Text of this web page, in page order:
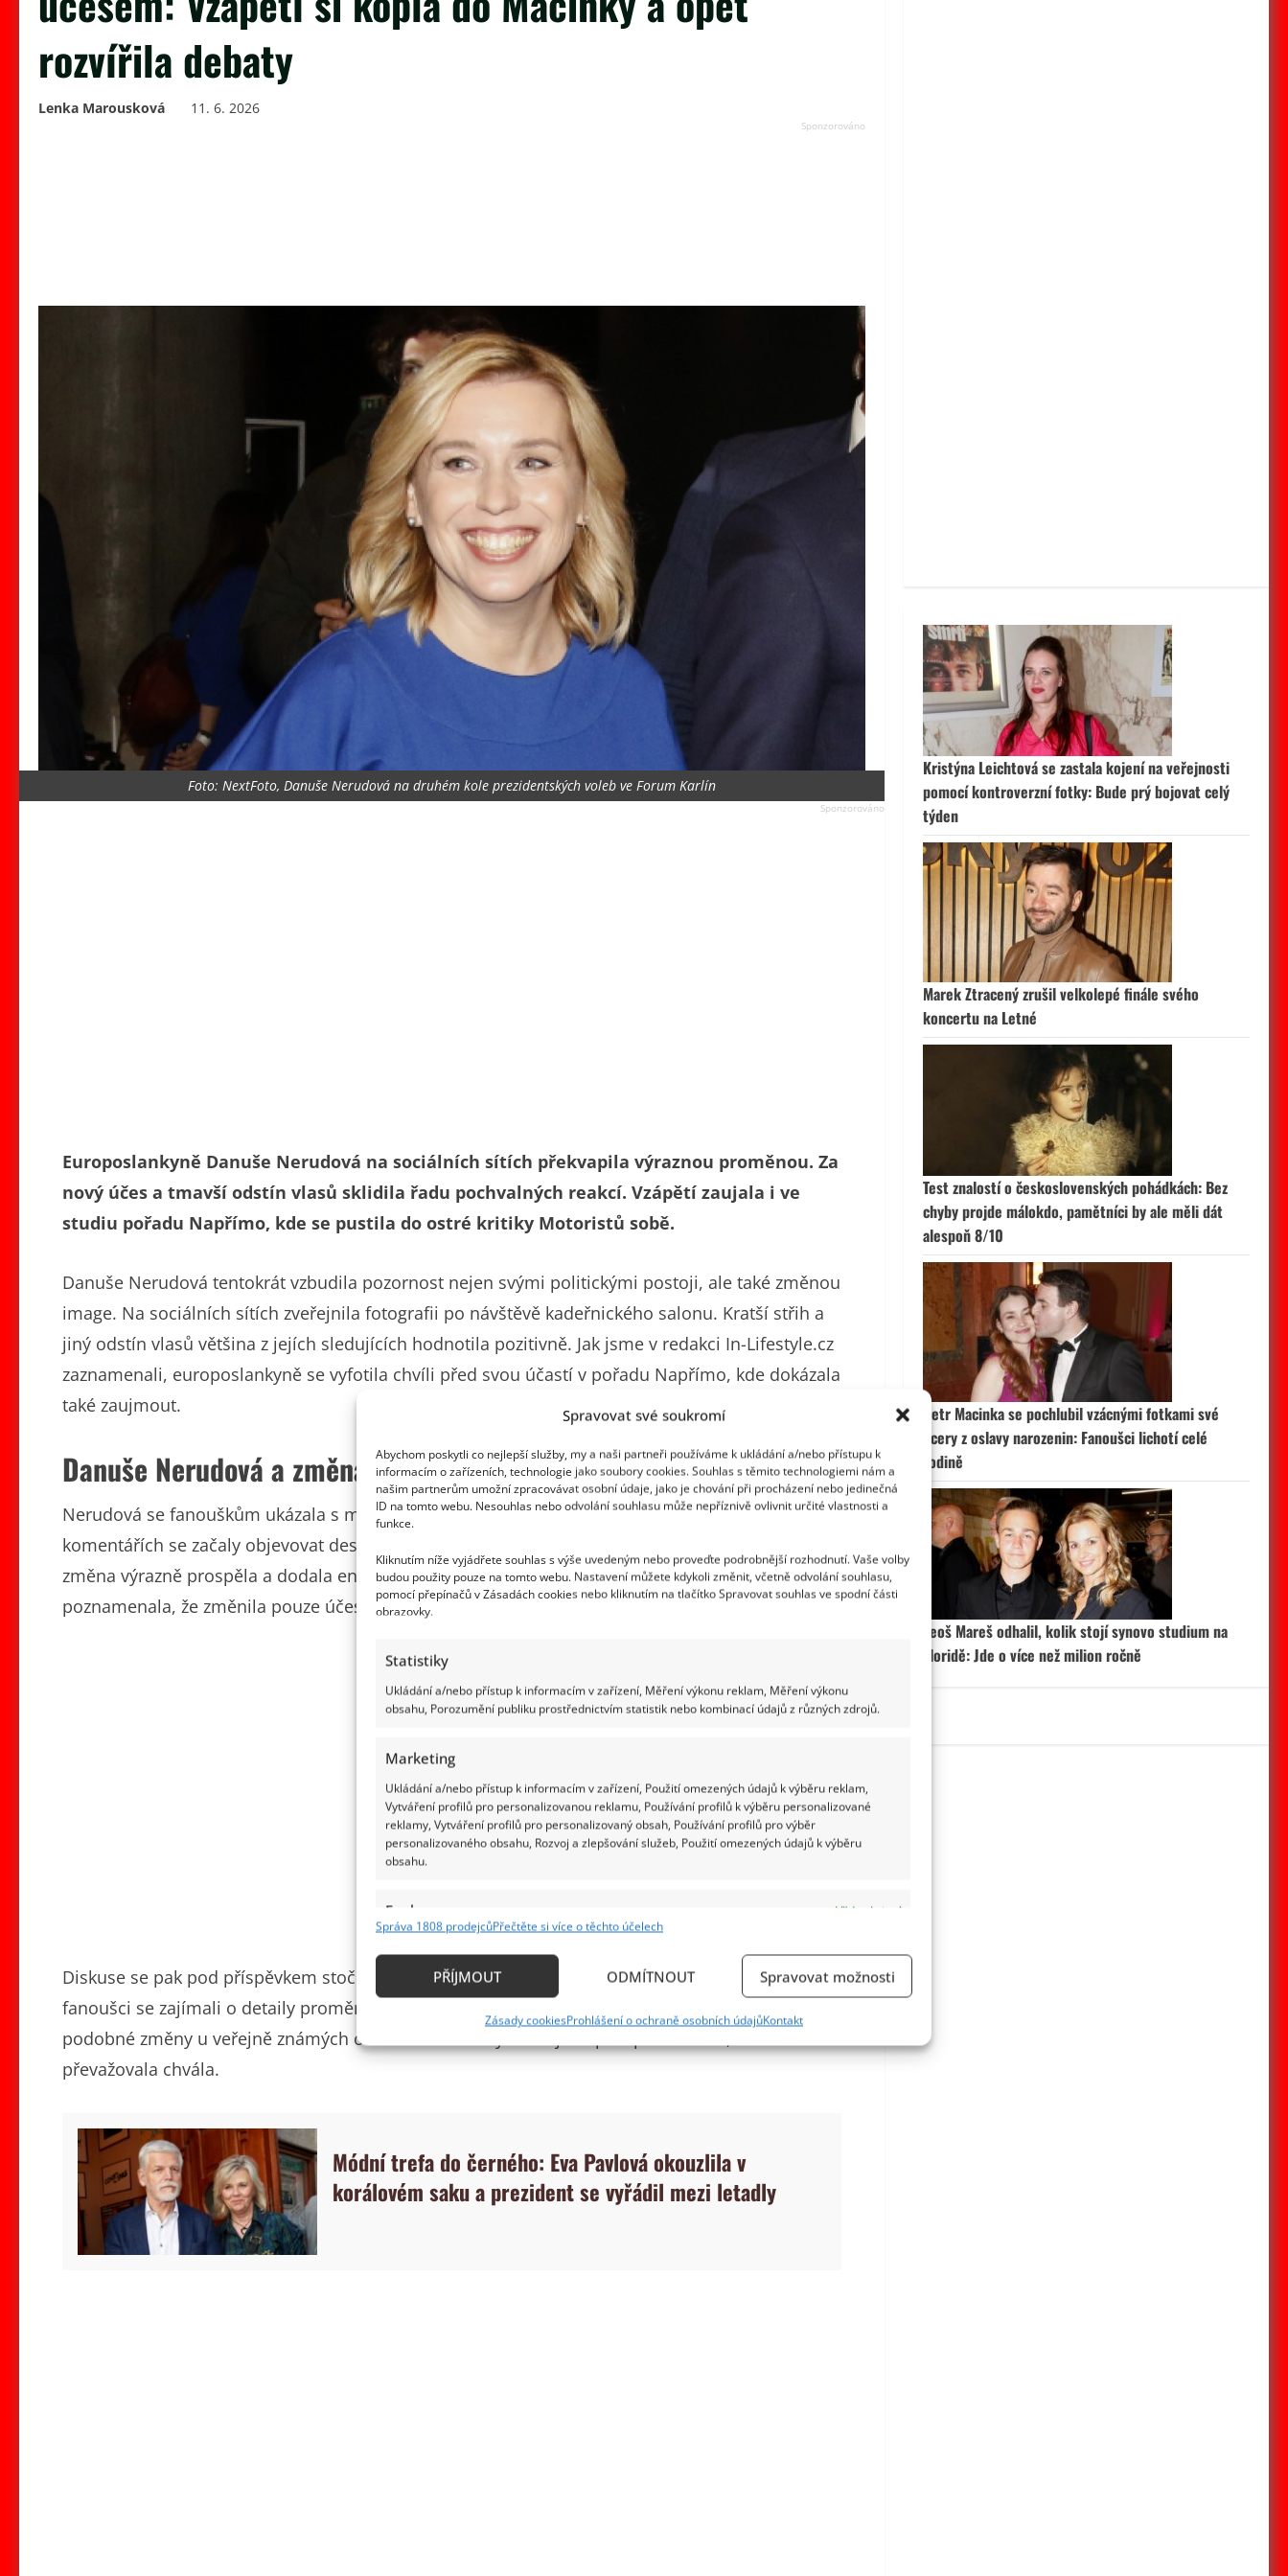
Spravovat své soukromí
Abychom poskytli co nejlepší služby, my a naši partneři používáme k ukládání a/nebo přístupu k
informacím o zařízeních, technologie jako soubory cookies. Souhlas s těmito technologiemi nám a
našim partnerům umožní zpracovávat osobní údaje, jako je chování při procházení nebo jedinečná
ID na tomto webu. Nesouhlas nebo odvolání souhlasu může nepříznivě ovlivnit určité vlastnosti a
funkce.
Kliknutím níže vyjádřete souhlas s výše uvedeným nebo proveďte podrobnější rozhodnutí. Vaše volby
budou použity pouze na tomto webu. Nastavení můžete kdykoli změnit, včetně odvolání souhlasu,
pomocí přepínačů v Zásadách cookies nebo kliknutím na tlačítko Spravovat souhlas ve spodní části
obrazovky.
Statistiky
Ukládání a/nebo přístup k informacím v zařízení, Měření výkonu reklam, Měření výkonu
obsahu, Porozumění publiku prostřednictvím statistik nebo kombinací údajů z různých zdrojů.
Marketing
Ukládání a/nebo přístup k informacím v zařízení, Použití omezených údajů k výběru reklam,
Vytváření profilů pro personalizovanou reklamu, Používání profilů k výběru personalizované
reklamy, Vytváření profilů pro personalizovaný obsah, Používání profilů pro výběr
personalizovaného obsahu, Rozvoj a zlepšování služeb, Použití omezených údajů k výběru
obsahu.
Funkce
Vždy aktivní
Identifikace zařízení na základě automaticky přenášených informací.
základě aktivně požadovaných informací.
Správa 1808 prodejcůPřečtěte si více o těchto účelech
PŘÍJMOUT ODMÍTNOUT Spravovat možnosti
Zásady cookiesProhlášení o ochraně osobních údajůKontakt
rozvířila debaty
Lenka Marousková 11. 6. 2026
Foto: NextFoto, Danuše Nerudová na druhém kole prezidentských voleb ve Forum Karlín
Europoslankyně Danuše Nerudová na sociálních sítích překvapila výraznou proměnou. Za
nový účes a tmavší odstín vlasů sklidila řadu pochvalných reakcí. Vzápětí zaujala i ve
studiu pořadu Napřímo, kde se pustila do ostré kritiky Motoristů sobě.
Danuše Nerudová tentokrát vzbudila pozornost nejen svými politickými postoji, ale také změnou
image. Na sociálních sítích zveřejnila fotografii po návštěvě kadeřnického salonu. Kratší střih a
jiný odstín vlasů většina z jejích sledujících hodnotila pozitivně. Jak jsme v redakci In-Lifestyle.cz
zaznamenali, europoslankyně se vyfotila chvíli před svou účastí v pořadu Napřímo, kde dokázala
také zaujmout.
Danuše Nerudová a změna účesu
Nerudová se fanouškům ukázala s modernějším střihem a tmavším odstínem vlasů. V
komentářích se začaly objevovat desítky pochvalných reakcí. Řada sledujících se shodovala, že jí
změna výrazně prospěla a dodala energičtější vzhled. Sama politička s nadhledem
poznamenala, že změnila pouze účes, nikoliv své názory.
Diskuse se pak pod příspěvkem stočila také k péči o vlasy a každodenní úpravu účesu. Někteří
fanoušci se zajímali o detaily proměny, jiní jí doporučovali, aby u nového stylu zůstala. Přestože
podobné změny u veřejně známých osobností často vyvolávají rozporuplné reakce, tentokrát
převažovala chvála.
Módní trefa do černého: Eva Pavlová okouzlila v
korálovém saku a prezident se vyřádil mezi letadly
Kristýna Leichtová se zastala kojení na veřejnosti
pomocí kontroverzní fotky: Bude prý bojovat celý
týden
Marek Ztracený zrušil velkolepé finále svého
koncertu na Letné
Test znalostí o československých pohádkách: Bez
chyby projde málokdo, pamětníci by ale měli dát
alespoň 8/10
Petr Macinka se pochlubil vzácnými fotkami své
dcery z oslavy narozenin: Fanoušci lichotí celé
rodině
Leoš Mareš odhalil, kolik stojí synovo studium na
Floridě: Jde o více než milion ročně